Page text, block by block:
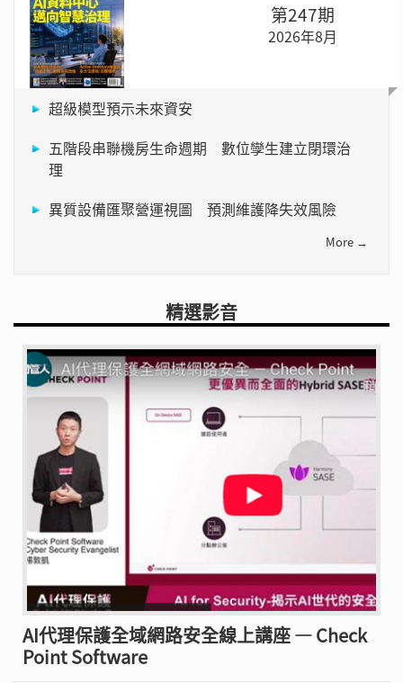
第247期
2026年8月
超級模型預示未來資安
五階段串聯機房生命週期 數位孿生建立閉環治
理
異質設備匯聚營運視圖 預測維護降失效風險
More →
精選影音
AI代理保護全域網路安全線上講座 — Check
Point Software